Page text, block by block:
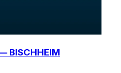
BISCHHEIM